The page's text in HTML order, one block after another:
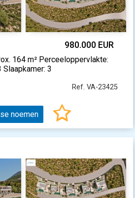
980.000 EUR
164 m² Perceeloppervlakte:
Slaapkamer: 3
Ref. VA-23425
noemen